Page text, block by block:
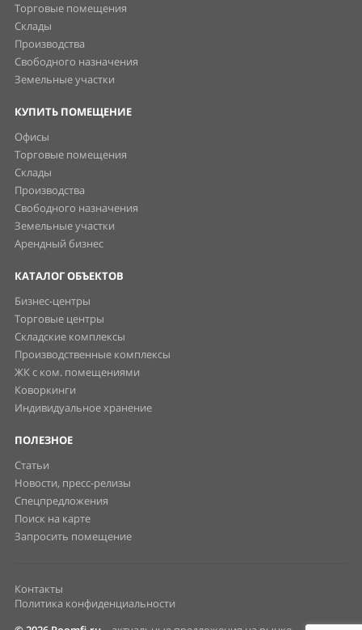
Торговые помещения
Склады
Производства
Свободного назначения
Земельные участки
КУПИТЬ ПОМЕЩЕНИЕ
Офисы
Торговые помещения
Склады
Производства
Свободного назначения
Земельные участки
Арендный бизнес
КАТАЛОГ ОБЪЕКТОВ
Бизнес-центры
Торговые центры
Складские комплексы
Производственные комплексы
ЖК с ком. помещениями
Коворкинги
Индивидуальное хранение
ПОЛЕЗНОЕ
Статьи
Новости, пресс-релизы
Спецпредложения
Поиск на карте
Запросить помещение
Контакты
Политика конфиденциальности